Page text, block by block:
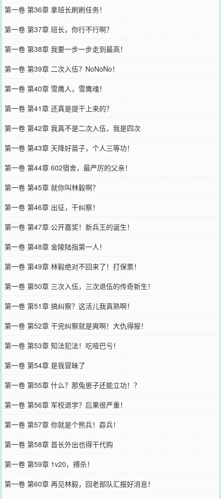
第一卷 第36章 拿班长刷刷任务！
第一卷 第37章 班长，你行不行啊？
第一卷 第38章 我要一步一步走到最高！
第一卷 第39章 二次入伍？NoNoNo！
第一卷 第40章 雪鹰人，雪鹰魂！
第一卷 第41章 还真是提干上来的？
第一卷 第42章 我真不是二次入伍，我是四次
第一卷 第43章 天降好苗子，个人三等功！
第一卷 第44章 602宿舍，最严厉的父亲！
第一卷 第45章 就你叫林毅啊？
第一卷 第46章 出征，干纠察！
第一卷 第47章 公开嘉奖！新兵王的诞生！
第一卷 第48章 金陵陆指第一人！
第一卷 第49章 林毅绝对不回来了！打保票！
第一卷 第50章 三次入伍，三次退伍的传奇新生！
第一卷 第51章 搞纠察？这活儿我真熟啊！
第一卷 第52章 干完纠察就是爽啊！大仇得报！
第一卷 第53章 知法犯法！吃哑巴亏！
第一卷 第54章 是我冒昧了
第一卷 第55章 什么？那兔崽子还能立功！？
第一卷 第56章 军校退学？后果很严重！
第一卷 第57章 你就是个熊兵！孬兵！
第一卷 第58章 首长外出也得干代购
第一卷 第59章 1v20，搏杀！
第一卷 第60章 再见林毅，回老部队汇报好消息！